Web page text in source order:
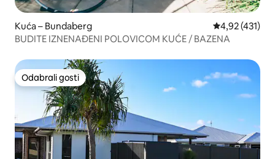
Kuća – Bundaberg Prosječna
4,92 (431)
BUDITE IZNENAĐENI POLOVICOM KUĆE / BAZENA
Odabrali gosti
Odabrali gosti